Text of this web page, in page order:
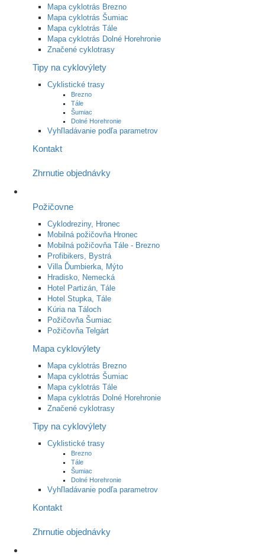
Mapa cyklotrás Brezno
Mapa cyklotrás Šumiac
Mapa cyklotrás Tále
Mapa cyklotrás Dolné Horehronie
Značené cyklotrasy
Tipy na cyklovýlety
Cyklistické trasy
Brezno
Tále
Šumiac
Dolné Horehronie
Vyhľladávanie podľa parametrov
Kontakt
Zhrnutie objednávky
Požičovne
Cyklodreziny, Hronec
Mobilná požičovňa Hronec
Mobilná požičovňa Tále - Brezno
Profibikers, Bystrá
Villa Ďumbierka, Mýto
Hradisko, Nemecká
Hotel Partizán, Tále
Hotel Stupka, Tále
Kúria na Táloch
Požičovňa Šumiac
Požičovňa Telgárt
Mapa cyklovýlety
Mapa cyklotrás Brezno
Mapa cyklotrás Šumiac
Mapa cyklotrás Tále
Mapa cyklotrás Dolné Horehronie
Značené cyklotrasy
Tipy na cyklovýlety
Cyklistické trasy
Brezno
Tále
Šumiac
Dolné Horehronie
Vyhľladávanie podľa parametrov
Kontakt
Zhrnutie objednávky